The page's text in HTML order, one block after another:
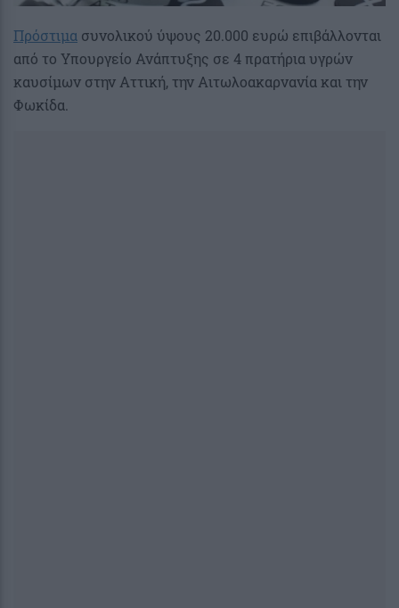
Πρόστιμα συνολικού ύψους 20.000 ευρώ επιβάλλονται
από το Υπουργείο Ανάπτυξης σε 4 πρατήρια υγρών
καυσίμων στην Αττική, την Αιτωλοακαρνανία και την
Φωκίδα.